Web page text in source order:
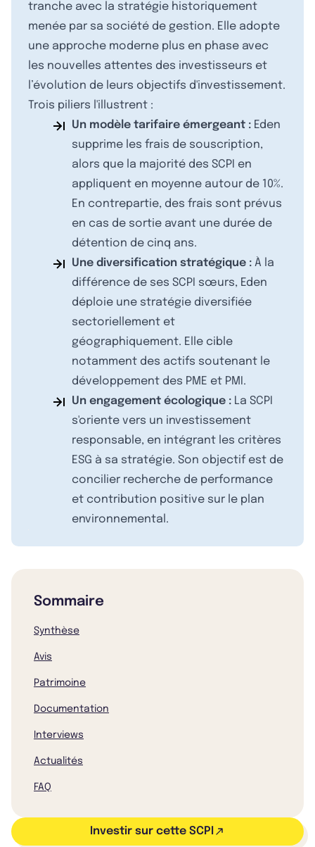
tranche avec la stratégie historiquement
menée par sa société de gestion. Elle adopte
une approche moderne plus en phase avec
les nouvelles attentes des investisseurs et
l’évolution de leurs objectifs d'investissement.
Trois piliers l'illustrent :
Un modèle tarifaire émergeant : Eden
supprime les frais de souscription,
alors que la majorité des SCPI en
appliquent en moyenne autour de 10%.
En contrepartie, des frais sont prévus
en cas de sortie avant une durée de
détention de cinq ans.
Une diversification stratégique : À la
différence de ses SCPI sœurs, Eden
déploie une stratégie diversifiée
sectoriellement et
géographiquement. Elle cible
notamment des actifs soutenant le
développement des PME et PMI.
Un engagement écologique : La SCPI
s'oriente vers un investissement
responsable, en intégrant les critères
ESG à sa stratégie. Son objectif est de
concilier recherche de performance
et contribution positive sur le plan
environnemental.
Sommaire
Synthèse
Avis
Patrimoine
Documentation
Interviews
Actualités
FAQ
Investir sur cette SCPI